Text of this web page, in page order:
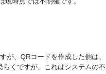
が、QRコードを作成した側は、
くですが、これはシステムの不